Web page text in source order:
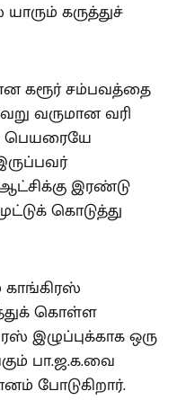
கருத்துச்
கரூர் சம்பவத்தை
வருமான வரி
பெயரையே
இரண்டு
கொடுத்து
கொள்ள
இழுப்புக்காக ஒரு
பா.ஜ.க.வை
போடுகிறார்.